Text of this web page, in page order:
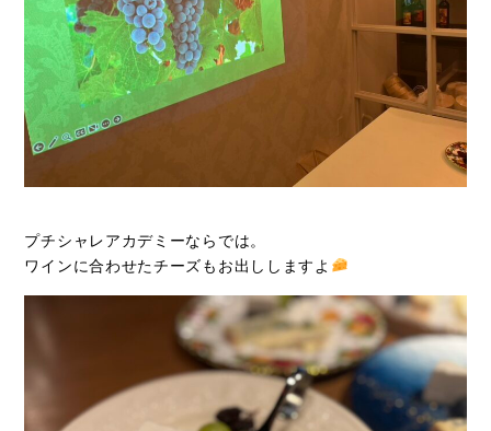
プチシャレアカデミーならでは。
ワインに合わせたチーズもお出ししますよ